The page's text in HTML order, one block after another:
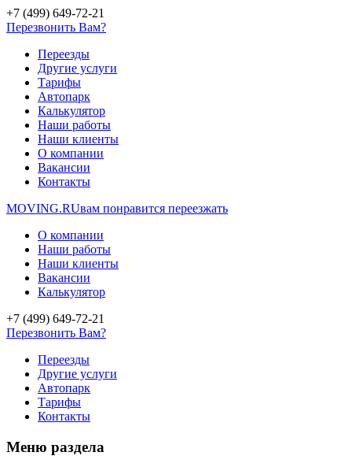
+7 (499) 649-72-21
Перезвонить Вам?
Переезды
Другие услуги
Тарифы
Автопарк
Калькулятор
Наши работы
Наши клиенты
О компании
Вакансии
Контакты
MOVING.RUвам понравится переезжать
О компании
Наши работы
Наши клиенты
Вакансии
Калькулятор
+7 (499) 649-72-21
Перезвонить Вам?
Переезды
Другие услуги
Автопарк
Тарифы
Контакты
Меню раздела